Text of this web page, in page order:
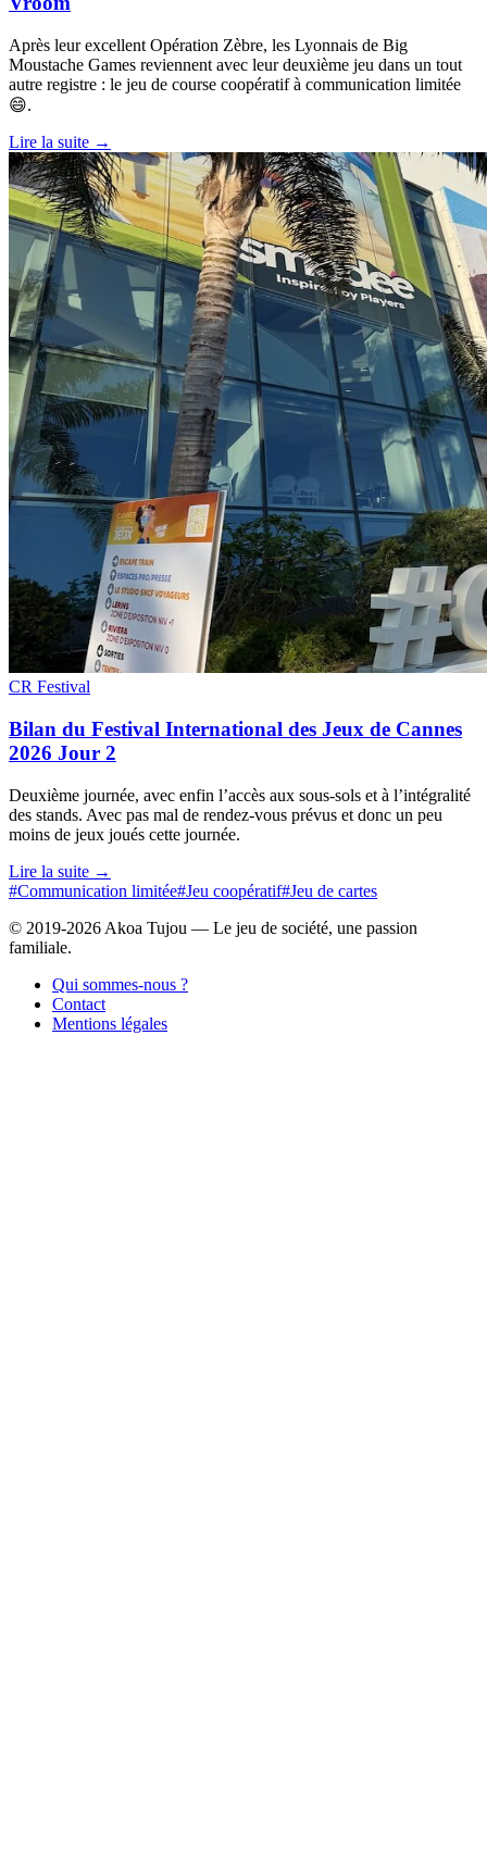
Après leur excellent Opération Zèbre, les Lyonnais de Big
Moustache Games reviennent avec leur deuxième jeu dans un tout
autre registre : le jeu de course coopératif à communication limitée
😄.
Lire la suite →
CR Festival
Bilan du Festival International des Jeux de Cannes
2026 Jour 2
Deuxième journée, avec enfin l’accès aux sous-sols et à l’intégralité
des stands. Avec pas mal de rendez-vous prévus et donc un peu
moins de jeux joués cette journée.
Lire la suite →
#Communication limitée#Jeu coopératif#Jeu de cartes
© 2019-2026 Akoa Tujou — Le jeu de société, une passion
familiale.
Qui sommes-nous ?
Contact
Mentions légales